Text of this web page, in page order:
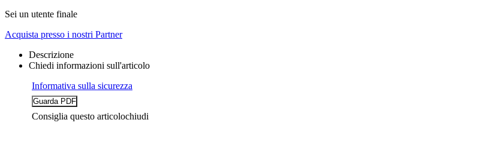
Sei un utente finale
Acquista presso i nostri Partner
Descrizione
Chiedi informazioni sull'articolo
Informativa sulla sicurezza
Consiglia questo articolochiudi